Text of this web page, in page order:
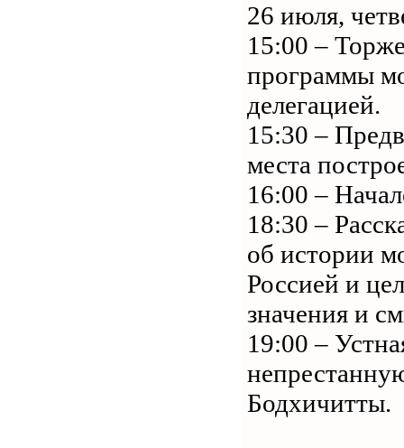
26 июля,
15:00 –
программы
делегацией.
15:30 –
места
16:00 –
18:30 –
об истории
Россией и
значения и
19:00 –
Бодхичитты.